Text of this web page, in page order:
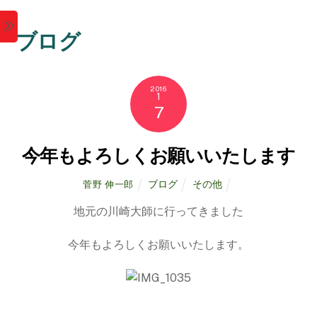
ブログ
2016
1
7
今年もよろしくお願いいたします
菅野 伸一郎 ブログ その他
地元の川崎大師に行ってきました
今年もよろしくお願いいたします。